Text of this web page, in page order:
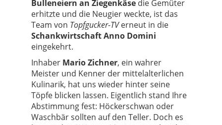
Bulleneiern an Ziegenkäse die Gemüter
erhitzte und die Neugier weckte, ist das
Team von Topfgucker-TVerneut in die
Schankwirtschaft Anno Domini
eingekehrt.
Inhaber Mario Zichner, ein wahrer
Meister und Kenner der mittelalterlichen
Kulinarik, hat uns wieder hinter seine
Töpfe blicken lassen. Eigentlich stand Ihre
Abstimmung fest: Höckerschwan oder
Waschbär sollten auf den Teller. Doch es